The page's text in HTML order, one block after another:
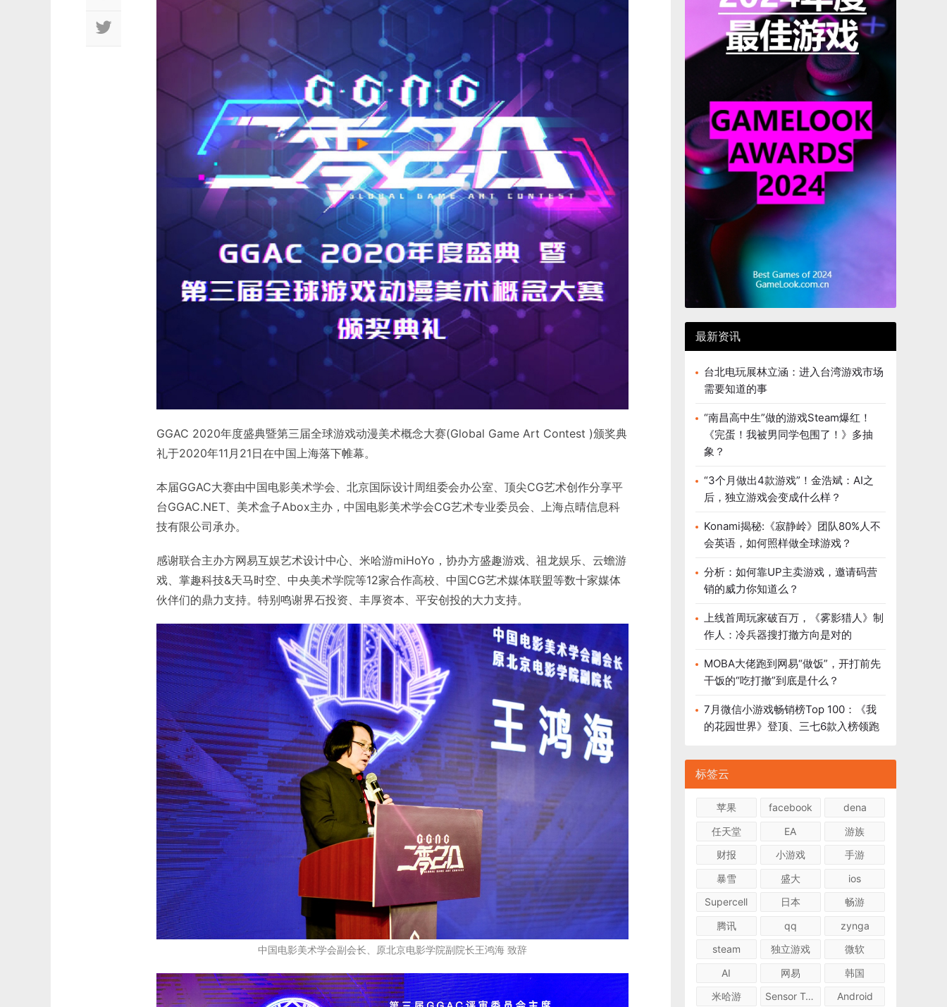
GGAC 2020年度盛典暨第三届全球游戏动漫美术概念大赛(Global Game Art Contest )颁奖典
礼于2020年11月21日在中国上海落下帷幕。
本届GGAC大赛由中国电影美术学会、北京国际设计周组委会办公室、顶尖CG艺术创作分享平
台GGAC.NET、美术盒子Abox主办，中国电影美术学会CG艺术专业委员会、上海点晴信息科
技有限公司承办。
感谢联合主办方网易互娱艺术设计中心、米哈游miHoYo，协办方盛趣游戏、祖龙娱乐、云蟾游
戏、掌趣科技&天马时空、中央美术学院等12家合作高校、中国CG艺术媒体联盟等数十家媒体
伙伴们的鼎力支持。特别鸣谢界石投资、丰厚资本、平安创投的大力支持。
中国电影美术学会副会长、 原北京电影学院副院长王鸿海 致辞
最新资讯
台北电玩展林立涵：进入台湾游戏市场
需要知道的事
“南昌高中生”做的游戏Steam爆红！
《完蛋！我被男同学包围了！》多抽
象？
“3个月做出4款游戏”！金浩斌：AI之
后，独立游戏会变成什么样？
Konami揭秘:《寂静岭》团队80%人不
会英语，如何照样做全球游戏？
分析：如何靠UP主卖游戏，邀请码营
销的威力你知道么？
上线首周玩家破百万，《雾影猎人》制
作人：冷兵器搜打撤方向是对的
MOBA大佬跑到网易“做饭”，开打前先
干饭的“吃打撤”到底是什么？
7月微信小游戏畅销榜Top 100：《我
的花园世界》登顶、三七6款入榜领跑
标签云
苹果 facebook
dena
任天堂
EA
游族
财报
小游戏
手游
暴雪
盛大
ios
Supercell
日本
畅游
腾讯
qq
zynga
steam
独立游戏
微软
AI
网易
韩国
米哈游
Sensor Tower
Android